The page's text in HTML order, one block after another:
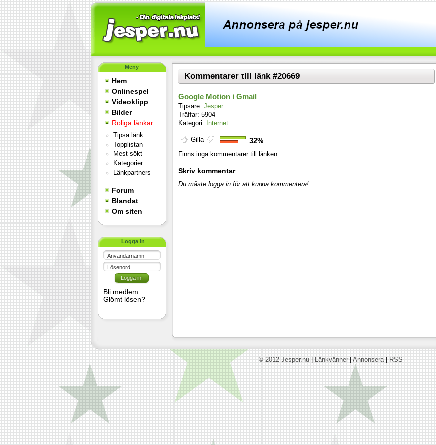
Meny
Hem
Onlinespel
Videoklipp
Bilder
Roliga länkar
Tipsa länk
Topplistan
Mest sökt
Kategorier
Länkpartners
Forum
Blandat
Om siten
Logga in
Användarnamn
Lösenord
Bli medlem
Glömt lösen?
Kommentarer till länk #20669
Google Motion i Gmail
Tipsare: Jesper
Träffar: 5904
Kategori: Internet
Gilla 32%
Finns inga kommentarer till länken.
Skriv kommentar
Du måste logga in för att kunna kommentera!
© 2012 Jesper.nu|Länkvänner|Annonsera|RSS